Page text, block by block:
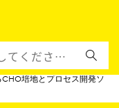
ウェビナー
培地とプロセス開発ソ